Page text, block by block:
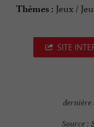
Thèmes : Jeux /
SITE
dernière
Source :